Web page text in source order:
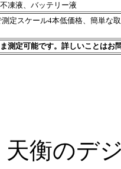
凍液、バッテリー液
定スケール4本低価格、簡単な
測定可能です。詳しいことはお
天衡のデ